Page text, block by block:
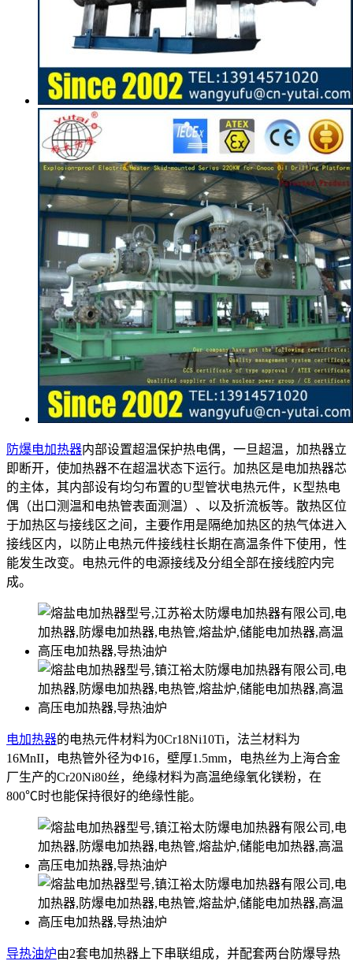
防爆电加热器内部设置超温保护热电偶，一旦超温，加热器立
即断开，使加热器不在超温状态下运行。加热区是电加热器芯
的主体，其内部设有均匀布置的U型管状电热元件，K型热电
偶（出口测温和电热管表面测温）、以及折流板等。散热区位
于加热区与接线区之间，主要作用是隔绝加热区的热气体进入
接线区内，以防止电热元件接线柱长期在高温条件下使用，性
能发生改变。电热元件的电源接线及分组全部在接线腔内完
成。
电加热器的电热元件材料为0Cr18Ni10Ti，法兰材料为
16MnII，电热管外径为Φ16，壁厚1.5mm，电热丝为上海合金
厂生产的Cr20Ni80丝，绝缘材料为高温绝缘氧化镁粉，在
800℃时也能保持很好的绝缘性能。
导热油炉由2套电加热器上下串联组成，并配套两台防爆导热